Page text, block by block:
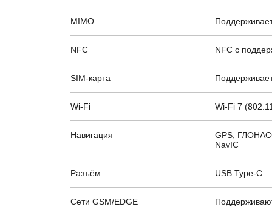
MIMO
NFC NFC с
SIM-карта
Wi-Fi Wi-Fi 7
Навигация
GPS,
NavIC
Разъём USB Type-C
Сети GSM/EDGE